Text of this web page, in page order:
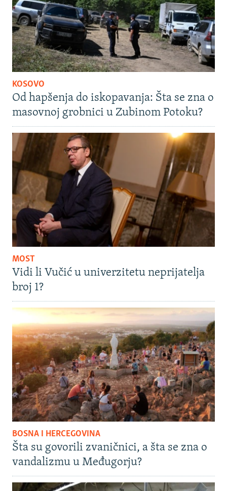
KOSOVO
Od hapšenja do iskopavanja: Šta se zna o
masovnoj grobnici u Zubinom Potoku?
MOST
Vidi li Vučić u univerzitetu neprijatelja
broj 1?
BOSNA I HERCEGOVINA
Šta su govorili zvaničnici, a šta se zna o
vandalizmu u Međugorju?